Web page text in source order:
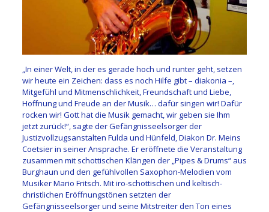
„In einer Welt, in der es gerade hoch und runter geht, setzen
wir heute ein Zeichen: dass es noch Hilfe gibt – diakonia –,
Mitgefühl und Mitmenschlichkeit, Freundschaft und Liebe,
Hoffnung und Freude an der Musik… dafür singen wir! Dafür
rocken wir! Gott hat die Musik gemacht, wir geben sie Ihm
jetzt zurück!“, sagte der Gefängnisseelsorger der
Justizvollzugsanstalten Fulda und Hünfeld, Diakon Dr. Meins
Coetsier in seiner Ansprache. Er eröffnete die Veranstaltung
zusammen mit schottischen Klängen der „Pipes & Drums“ aus
Burghaun und den gefühlvollen Saxophon-Melodien vom
Musiker Mario Fritsch. Mit iro-schottischen und keltisch-
christlichen Eröffnungstönen setzten der
Gefängnisseelsorger und seine Mitstreiter den Ton eines